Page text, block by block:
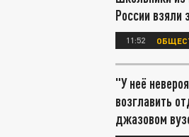
России взяли
11:52
"У неё
возглавить
джазовом